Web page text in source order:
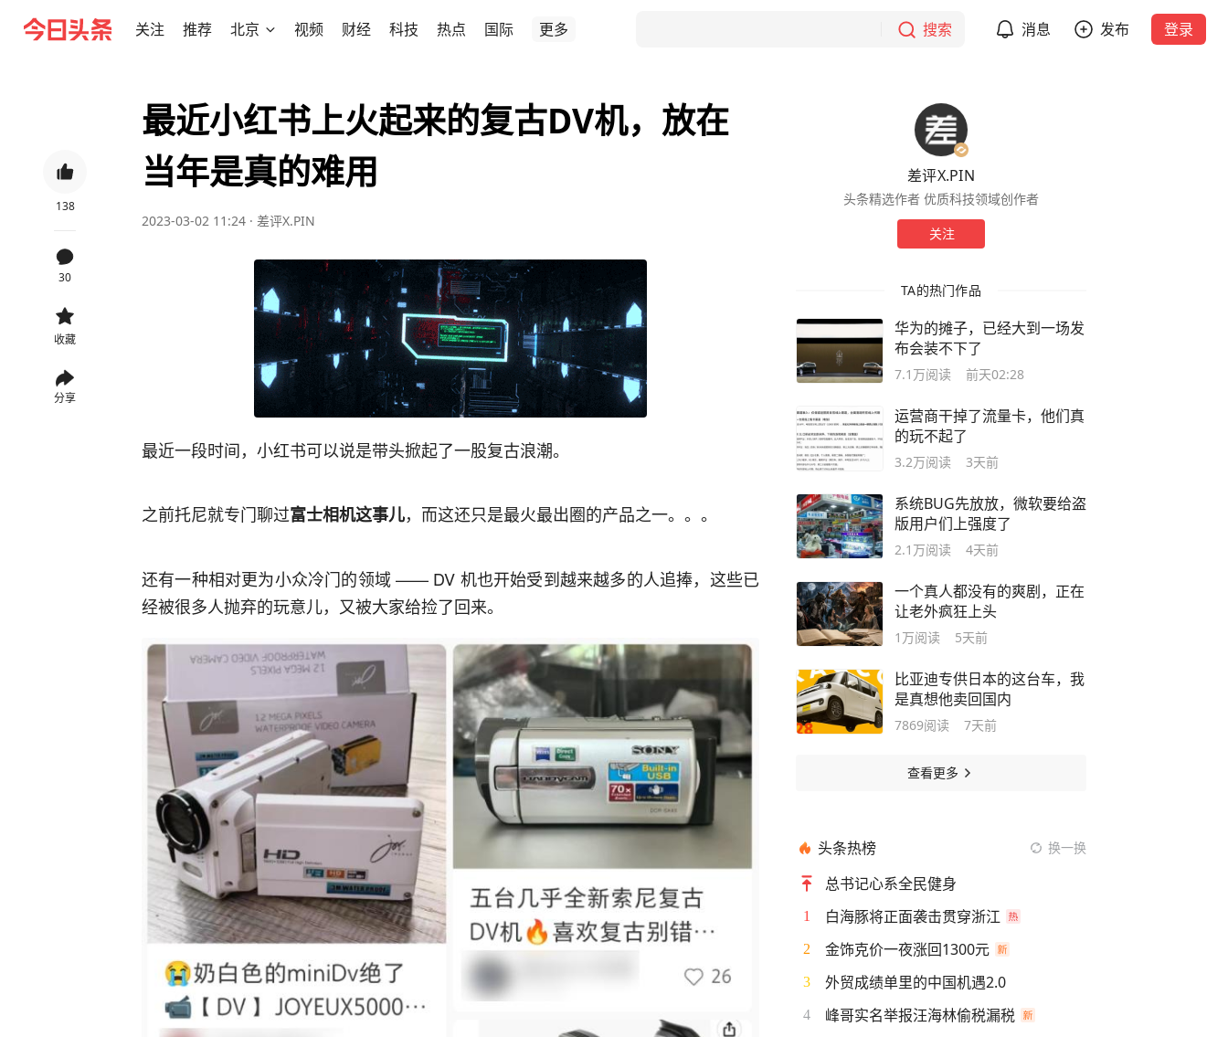
关注 推荐 北京 视频 财经 科技 热点 国际 更多 搜索 消息 发布 登录
138
30
收藏
分享
最近小红书上火起来的复古DV机，放在
当年是真的难用
2023-03-02 11:24 · 差评X.PIN
最近一段时间，小红书可以说是带头掀起了一股复古浪潮。
之前托尼就专门聊过富士相机这事儿，而这还只是最火最出圈的产品之一。。。
还有一种相对更为小众冷门的领域 —— DV 机也开始受到越来越多的人追捧，这些已
经被很多人抛弃的玩意儿，又被大家给捡了回来。
差评X.PIN
头条精选作者 优质科技领域创作者
关注
TA的热门作品
华为的摊子，已经大到一场发
布会装不下了
7.1万阅读 前天02:28
运营商干掉了流量卡，他们真
的玩不起了
3.2万阅读 3天前
系统BUG先放放，微软要给盗
版用户们上强度了
2.1万阅读 4天前
一个真人都没有的爽剧，正在
让老外疯狂上头
1万阅读 5天前
比亚迪专供日本的这台车，我
是真想他卖回国内
7869阅读 7天前
查看更多
头条热榜 换一换
总书记心系全民健身
1 白海豚将正面袭击贯穿浙江
2 金饰克价一夜涨回1300元
3 外贸成绩单里的中国机遇2.0
4 峰哥实名举报汪海林偷税漏税